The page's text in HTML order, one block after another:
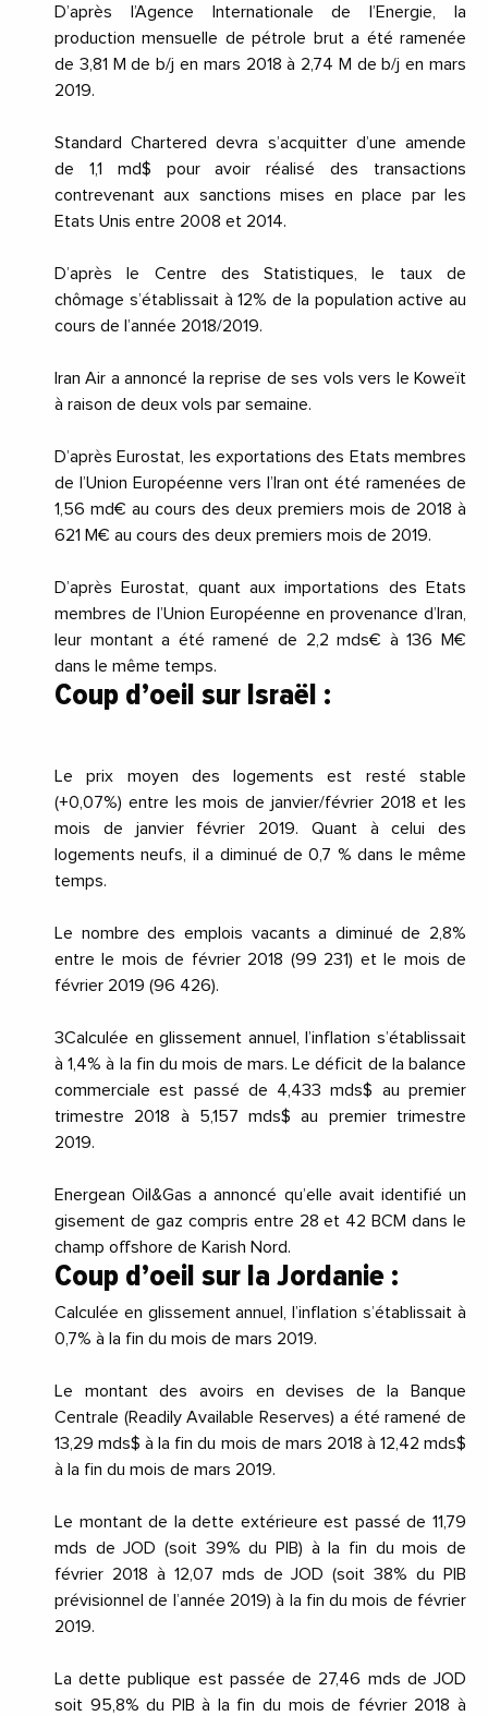
D’après l’Agence Internationale de l’Energie, la
production mensuelle de pétrole brut a été ramenée
de 3,81 M de b/j en mars 2018 à 2,74 M de b/j en mars
2019.
Standard Chartered devra s’acquitter d’une amende
de 1,1 md$ pour avoir réalisé des transactions
contrevenant aux sanctions mises en place par les
Etats Unis entre 2008 et 2014.
D’après le Centre des Statistiques, le taux de
chômage s’établissait à 12% de la population active au
cours de l’année 2018/2019.
Iran Air a annoncé la reprise de ses vols vers le Koweït
à raison de deux vols par semaine.
D’après Eurostat, les exportations des Etats membres
de l’Union Européenne vers l’Iran ont été ramenées de
1,56 md€ au cours des deux premiers mois de 2018 à
621 M€ au cours des deux premiers mois de 2019.
D’après Eurostat, quant aux importations des Etats
membres de l’Union Européenne en provenance d’Iran,
leur montant a été ramené de 2,2 mds€ à 136 M€
dans le même temps.
Coup d’oeil sur Israël :
Le prix moyen des logements est resté stable
(+0,07%) entre les mois de janvier/février 2018 et les
mois de janvier février 2019. Quant à celui des
logements neufs, il a diminué de 0,7 % dans le même
temps.
Le nombre des emplois vacants a diminué de 2,8%
entre le mois de février 2018 (99 231) et le mois de
février 2019 (96 426).
3Calculée en glissement annuel, l’inflation s’établissait
à 1,4% à la fin du mois de mars. Le déficit de la balance
commerciale est passé de 4,433 mds$ au premier
trimestre 2018 à 5,157 mds$ au premier trimestre
2019.
Energean Oil&Gas a annoncé qu’elle avait identifié un
gisement de gaz compris entre 28 et 42 BCM dans le
champ offshore de Karish Nord.
Coup d’oeil sur la Jordanie :
Calculée en glissement annuel, l’inflation s’établissait à
0,7% à la fin du mois de mars 2019.
Le montant des avoirs en devises de la Banque
Centrale (Readily Available Reserves) a été ramené de
13,29 mds$ à la fin du mois de mars 2018 à 12,42 mds$
à la fin du mois de mars 2019.
Le montant de la dette extérieure est passé de 11,79
mds de JOD (soit 39% du PIB) à la fin du mois de
février 2018 à 12,07 mds de JOD (soit 38% du PIB
prévisionnel de l’année 2019) à la fin du mois de février
2019.
La dette publique est passée de 27,46 mds de JOD
soit 95,8% du PIB à la fin du mois de février 2018 à